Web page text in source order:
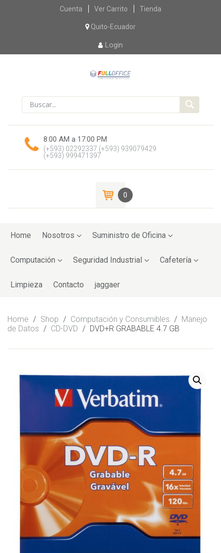
Skip
content
Cuenta Ver Carrito Tienda
Quito-Ecuador
Login
8:00 AM a 17:00 PM
(+593) 02292337 (+593) 939079429
(+593) 999471397
0
toHome Nosotros Suministro de Oficina
Computación Seguridad Industrial Cafetería
Limpieza Contacto jaggaer
Home / Shop / Computación y Consumibles / Manejo
de Datos / CD-DVD / DVD+R GRABABLE 4.7 GB